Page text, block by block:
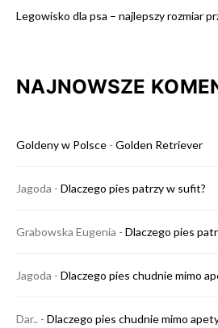
Legowisko dla psa – najlepszy rozmiar
NAJNOWSZE
Goldeny w Polsce - Golden Retriever
Jagoda - Dlaczego pies patrzy w sufit?
Grabowska Eugenia - Dlaczego pies
Jagoda - Dlaczego pies chudnie mimo
Dar.. - Dlaczego pies chudnie mimo